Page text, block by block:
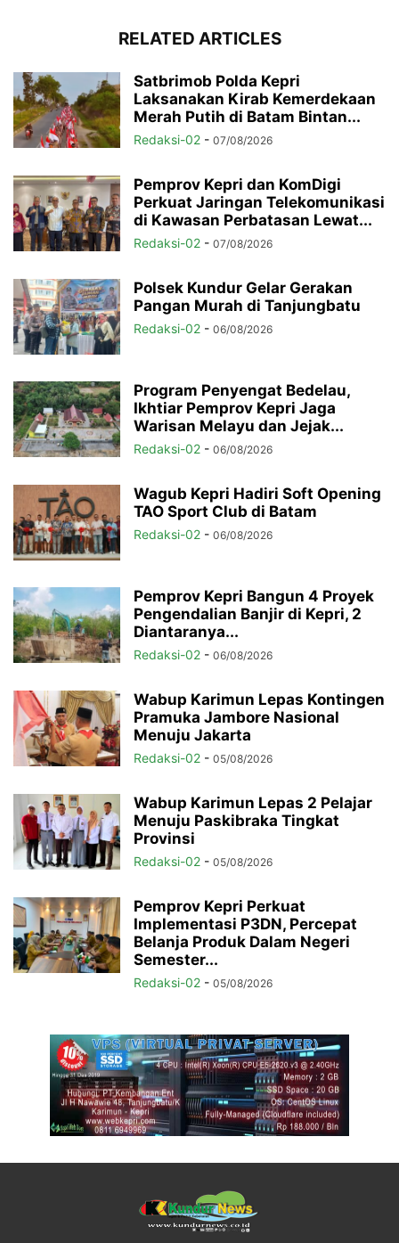
RELATED ARTICLES
Satbrimob Polda Kepri
Laksanakan Kirab Kemerdekaan
Merah Putih di Batam Bintan...
Redaksi-02 - 07/08/2026
Pemprov Kepri dan KomDigi
Perkuat Jaringan Telekomunikasi
di Kawasan Perbatasan Lewat...
Redaksi-02 - 07/08/2026
Polsek Kundur Gelar Gerakan
Pangan Murah di Tanjungbatu
Redaksi-02 - 06/08/2026
Program Penyengat Bedelau,
Ikhtiar Pemprov Kepri Jaga
Warisan Melayu dan Jejak...
Redaksi-02 - 06/08/2026
Wagub Kepri Hadiri Soft Opening
TAO Sport Club di Batam
Redaksi-02 - 06/08/2026
Pemprov Kepri Bangun 4 Proyek
Pengendalian Banjir di Kepri, 2
Diantaranya...
Redaksi-02 - 06/08/2026
Wabup Karimun Lepas Kontingen
Pramuka Jambore Nasional
Menuju Jakarta
Redaksi-02 - 05/08/2026
Wabup Karimun Lepas 2 Pelajar
Menuju Paskibraka Tingkat
Provinsi
Redaksi-02 - 05/08/2026
Pemprov Kepri Perkuat
Implementasi P3DN, Percepat
Belanja Produk Dalam Negeri
Semester...
Redaksi-02 - 05/08/2026